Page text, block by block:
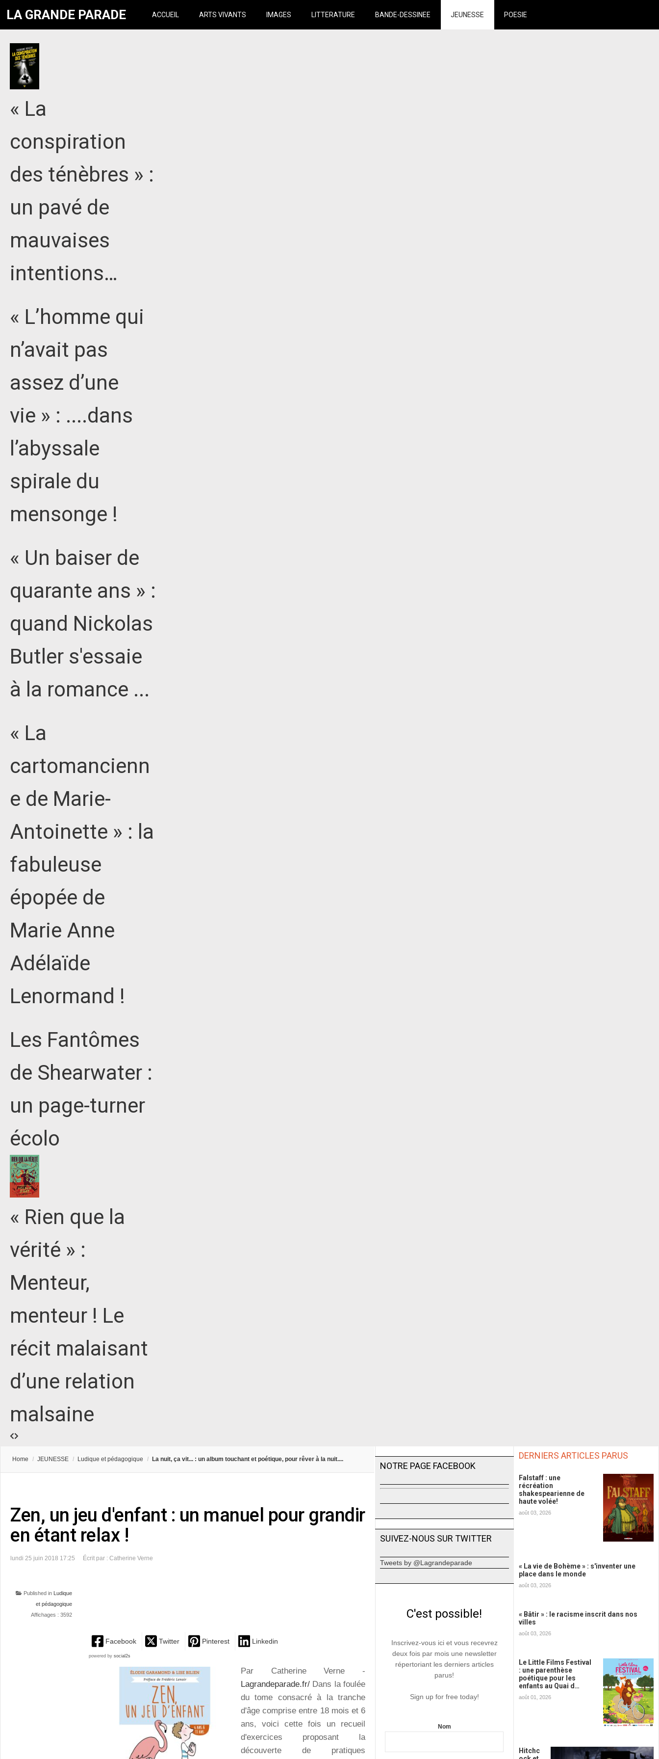
LA GRANDE PARADE ACCUEIL ARTS VIVANTS IMAGES LITTERATURE BANDE-DESSINEE JEUNESSE POESIE
« La
conspiration
des ténèbres » :
un pavé de
mauvaises
intentions…
« L’homme qui
n’avait pas
assez d’une
vie » : ....dans
l’abyssale
spirale du
mensonge !
« Un baiser de
quarante ans » :
quand Nickolas
Butler s'essaie
à la romance ...
« La
cartomancienn
e de Marie-
Antoinette » : la
fabuleuse
épopée de
Marie Anne
Adélaïde
Lenormand !
Les Fantômes
de Shearwater :
un page-turner
écolo
« Rien que la
vérité » :
Menteur,
menteur ! Le
récit malaisant
d’une relation
malsaine
Home / JEUNESSE / Ludique et pédagogique / La nuit, ça vit... : un album touchant et poétique, pour rêver à la nuit....
Zen, un jeu d'enfant : un manuel pour grandir
en étant relax !
lundi 25 juin 2018 17:25 Écrit par : Catherine Verne
Published in
Ludique
et pédagogique
Affichages : 3592
Facebook Twitter Pinterest Linkedin
powered by social2s
Par Catherine Verne -
Lagrandeparade.fr/ Dans la foulée
du tome consacré à la tranche
d'âge comprise entre 18 mois et 6
ans, voici cette fois un recueil
d'exercices proposant la
découverte de pratiques
NOTRE PAGE FACEBOOK
SUIVEZ-NOUS SUR TWITTER
Tweets by @Lagrandeparade
C'est possible!
Inscrivez-vous ici et vous recevrez
deux fois par mois une newsletter
répertoriant les derniers articles
parus!
Sign up for free today!
Nom
DERNIERS ARTICLES PARUS
Falstaff : une
récréation
shakespearienne de
haute volée!
août 03, 2026
« La vie de Bohème » : s'inventer une
place dans le monde
août 03, 2026
« Bâtir » : le racisme inscrit dans nos
villes
août 03, 2026
Le Little Films Festival
: une parenthèse
poétique pour les
enfants au Quai d…
août 01, 2026
Hitchc